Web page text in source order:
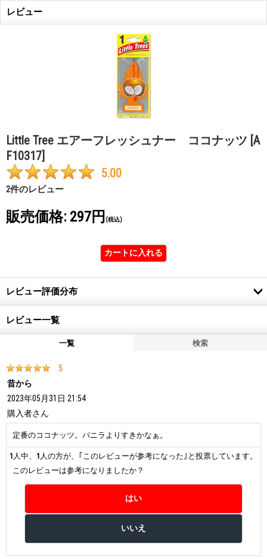
レビュー
Little Tree エアーフレッシュナー ココナッツ [A
F10317]
5.00
2件のレビュー
販売価格: 297円 (税込)
レビュー評価分布
レビュー一覧
一覧 検索
5
昔から
2023年05月31日 21:54
購入者さん
定番のココナッツ。バニラよりすきかなぁ。
1 人中、 1 人の方が、｢このレビューが参考になった｣と投票しています。
このレビューは参考になりましたか？